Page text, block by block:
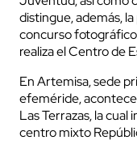
distingue, además,
concurso
realiza el Centro de
En Artemisa, sede
efeméride,
Las Terrazas, la cual
centro mixto